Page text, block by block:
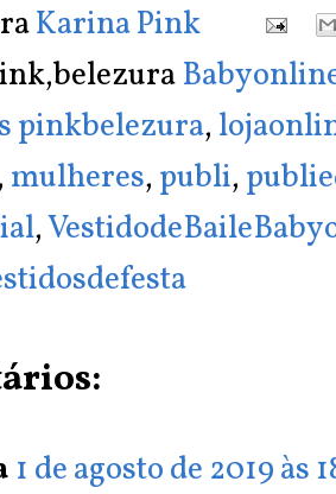
Karina Pink
pinkbelezura,
mulheres, publi,
,
1 de agosto de 2019 às